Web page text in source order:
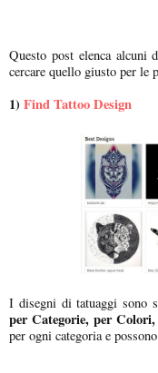
Questo post elenca
cercare quello giusto per le
1)Find Tattoo Design
I disegni di tatuaggi sono
per Categorie, per
per ogni categoria e